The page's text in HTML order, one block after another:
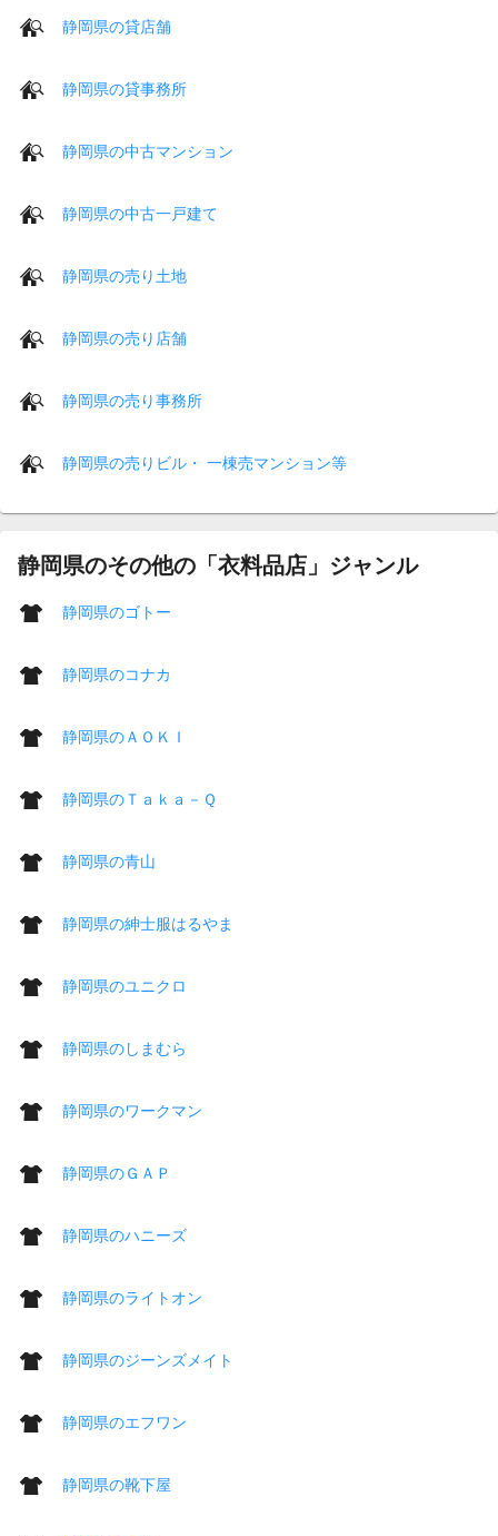
静岡県の貸店舗
静岡県の貸事務所
静岡県の中古マンション
静岡県の中古一戸建て
静岡県の売り土地
静岡県の売り店舗
静岡県の売り事務所
静岡県の売りビル・ 一棟売マンション等
静岡県のその他の「衣料品店」ジャンル
静岡県のゴトー
静岡県のコナカ
静岡県のＡＯＫＩ
静岡県のＴａｋａ－Ｑ
静岡県の青山
静岡県の紳士服はるやま
静岡県のユニクロ
静岡県のしまむら
静岡県のワークマン
静岡県のＧＡＰ
静岡県のハニーズ
静岡県のライトオン
静岡県のジーンズメイト
静岡県のエフワン
静岡県の靴下屋